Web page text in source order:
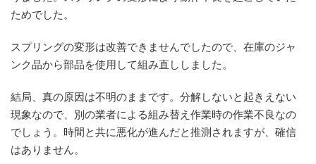
ためでした。
スプリングの変形は改善できませんでしたので、在庫のジャ
ンク品から部品を使用して組み直ししました。
結局、真の原因は不明のままです。分解しないと起きえない
現象なので、別の業者による組み替え作業時の作業不良なの
でしょう。時間と共に悪化が進んだと推測されますが、確信
はありません。